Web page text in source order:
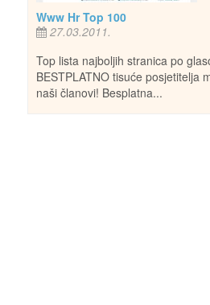
Www Hr Top 100
27.03.2011.
Top lista najboljih stranica po
BESTPLATNO tisuće posjetitelja
naši članovi! Besplatna...